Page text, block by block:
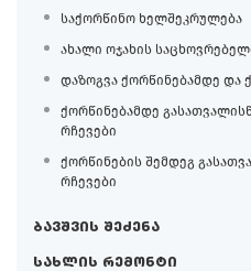
საქორწინო ხელშეკრულება
ახალი ოჯახის
დაზოგვა ქორწინებამდე და
ქორწინებამდე
რჩევები
ქორწინების შემდეგ
რჩევები
ბავშვის შეძენა
სახლის რემონტი